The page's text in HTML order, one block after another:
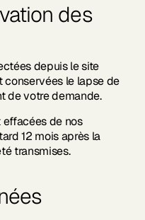
des
depuis le site
conservées le lapse de
de votre demande.
effacées de nos
12 mois après la
transmises.